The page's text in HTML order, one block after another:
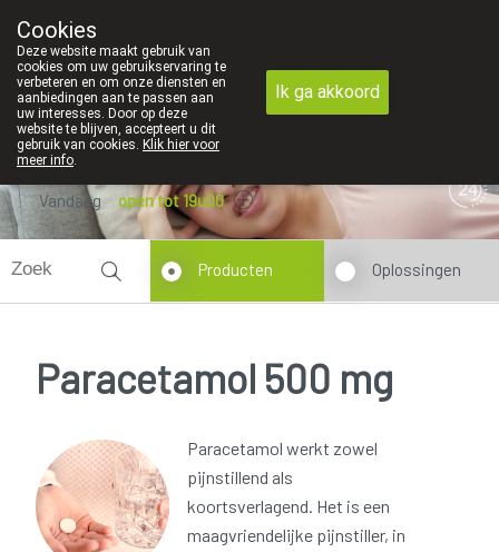
zeer belangrijk, vandaar dat wij geen producten verzenden
02/5135502
Vandaag open tot 19u00
Producten Oplossingen
Paracetamol 500 mg
Paracetamol werkt zowel
pijnstillend als
koortsverlagend. Het is een
maagvriendelijke pijnstiller, in
Cookies
Deze website maakt gebruik van
cookies om uw gebruikservaring te
verbeteren en om onze diensten en
aanbiedingen aan te passen aan
uw interesses. Door op deze
website te blijven, accepteert u dit
gebruik van cookies. Klik hier voor
meer info.
Ik ga akkoord